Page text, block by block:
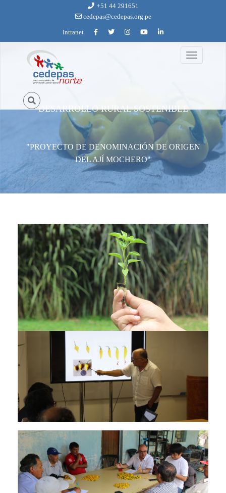
+51 44 291651
cedepas@cedepas.org.pe
Intranet
Toggle
navigation
proyecto_de_denominacion_de_aji_mochero_3.jpg
DESARROLLO RURAL SOSTENIBLE
"PROYECTO DE DENOMINACIÓN DE ORIGEN
DEL AJÍ MOCHERO"
proyecto_de_denominacion_de_aji_mochero_4.jpg